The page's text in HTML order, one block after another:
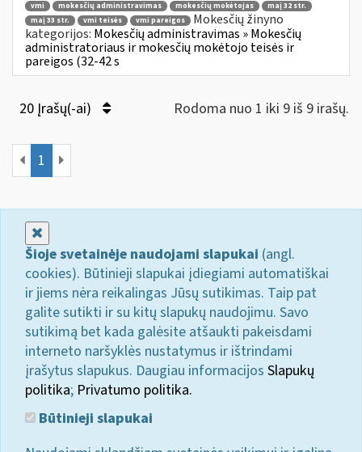
vmi mokesčių administravimas mokesčių mokėtojas
maį 32 str.
maį 33 str.
vmi teisės vmi pareigos
Mokesčių žinyno
kategorijos: Mokesčių administravimas » Mokesčių
administratoriaus ir mokesčių mokėtojo teisės ir
pareigos (32-42 s
20 Įrašų(-ai) Rodoma nuo 1 iki 9 iš 9 irašų.
1
Šioje svetainėje naudojami slapukai (angl.
cookies). Būtinieji slapukai įdiegiami automatiškai
ir jiems nėra reikalingas Jūsų sutikimas. Taip pat
galite sutikti ir su kitų slapukų naudojimu. Savo
sutikimą bet kada galėsite atšaukti pakeisdami
interneto naršyklės nustatymus ir ištrindami
įrašytus slapukus. Daugiau informacijos Slapukų
politika; Privatumo politika.
Būtinieji slapukai